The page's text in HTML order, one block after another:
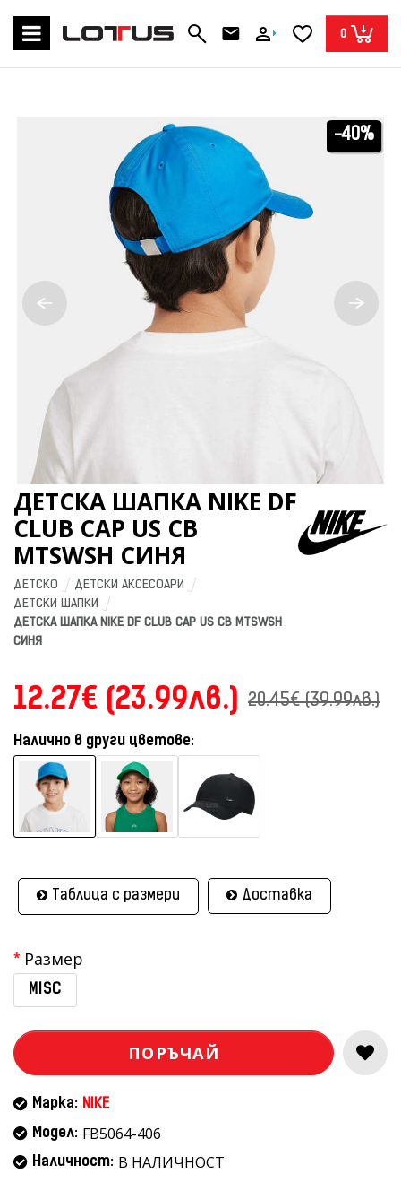
0
-40%
ДЕТСКА ШАПКА NIKE DF
CLUB CAP US CB
MTSWSH СИНЯ
ДЕТСКО
ДЕТСКИ АКСЕСОАРИ
ДЕТСКИ ШАПКИ
ДЕТСКА ШАПКА NIKE DF CLUB CAP US CB MTSWSH
СИНЯ
12.27€ (23.99лв.) 20.45€ (39.99лв.)
Налично в други цветове:
Таблица с размери Доставка
Размер
MISC
ПОРЪЧАЙ
Марка: NIKE
Модел: FB5064-406
Наличност: В НАЛИЧНОСТ